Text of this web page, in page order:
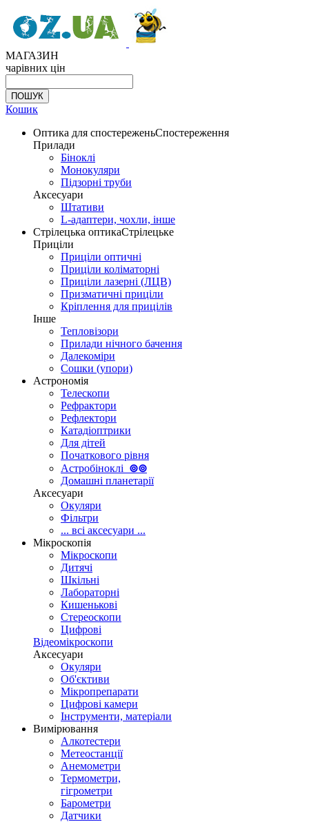
МАГАЗИН
чарівних цін
Кошик
Оптика для спостереженьСпостереження
Прилади
Біноклі
Монокуляри
Підзорні труби
Аксесуари
Штативи
L-адаптери, чохли, інше
Стрілецька оптикаСтрілецьке
Приціли
Приціли оптичні
Приціли коліматорні
Приціли лазерні (ЛЦВ)
Призматичні приціли
Кріплення для прицілів
Інше
Тепловізори
Прилади нічного бачення
Далекоміри
Сошки (упори)
Астрономія
Телескопи
Рефрактори
Рефлектори
Катадіоптрики
Для дітей
Початкового рівня
Астробіноклі ⊚⊚
Домашні планетарії
Аксесуари
Окуляри
Фільтри
... всі аксесуари ...
Мікроскопія
Мікроскопи
Дитячі
Шкільні
Лабораторні
Кишенькові
Стереоскопи
Цифрові
Відеомікроскопи
Аксесуари
Окуляри
Об'єктиви
Мікропрепарати
Цифрові камери
Інструменти, матеріали
Вимірювання
Алкотестери
Метеостанції
Анемометри
Термометри,
гігрометри
Барометри
Датчики